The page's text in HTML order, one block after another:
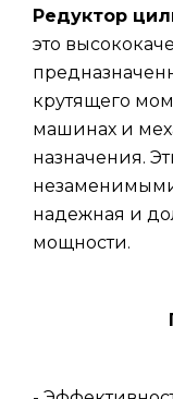
Редуктор
это
крутящего
машинах и
назначения.
незаменимыми
надежная и
мощности.